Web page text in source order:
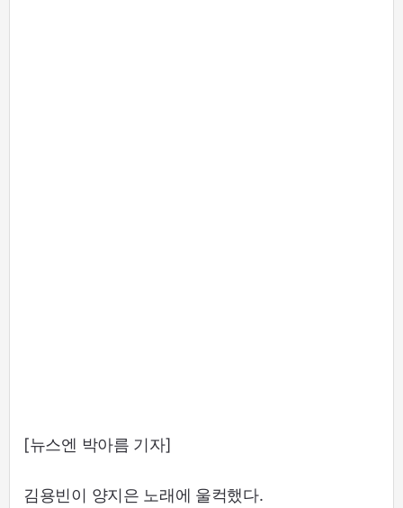
[뉴스엔 박아름 기자]
김용빈이 양지은 노래에 울컥했다.